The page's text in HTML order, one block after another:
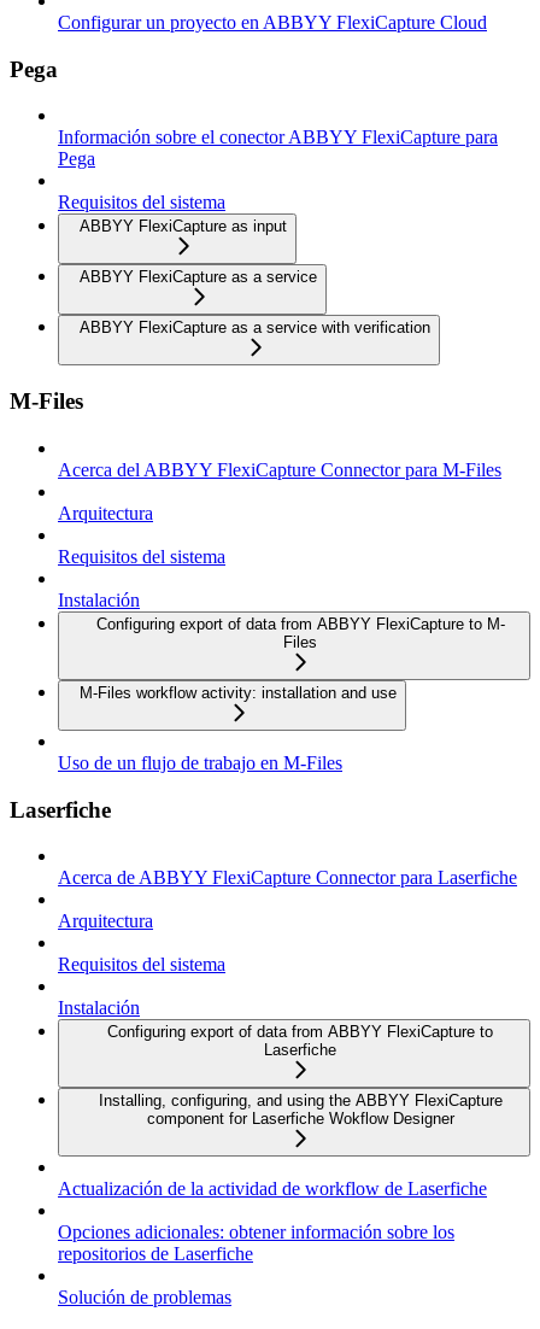
Configurar un proyecto en ABBYY FlexiCapture Cloud
Pega
Información sobre el conector ABBYY FlexiCapture para
Pega
Requisitos del sistema
ABBYY FlexiCapture as input
ABBYY FlexiCapture as a service
ABBYY FlexiCapture as a service with verification
M-Files
Acerca del ABBYY FlexiCapture Connector para M-Files
Arquitectura
Requisitos del sistema
Instalación
Configuring export of data from ABBYY FlexiCapture to M-
Files
M-Files workflow activity: installation and use
Uso de un flujo de trabajo en M-Files
Laserfiche
Acerca de ABBYY FlexiCapture Connector para Laserfiche
Arquitectura
Requisitos del sistema
Instalación
Configuring export of data from ABBYY FlexiCapture to
Laserfiche
Installing, configuring, and using the ABBYY FlexiCapture
component for Laserfiche Wokflow Designer
Actualización de la actividad de workflow de Laserfiche
Opciones adicionales: obtener información sobre los
repositorios de Laserfiche
Solución de problemas